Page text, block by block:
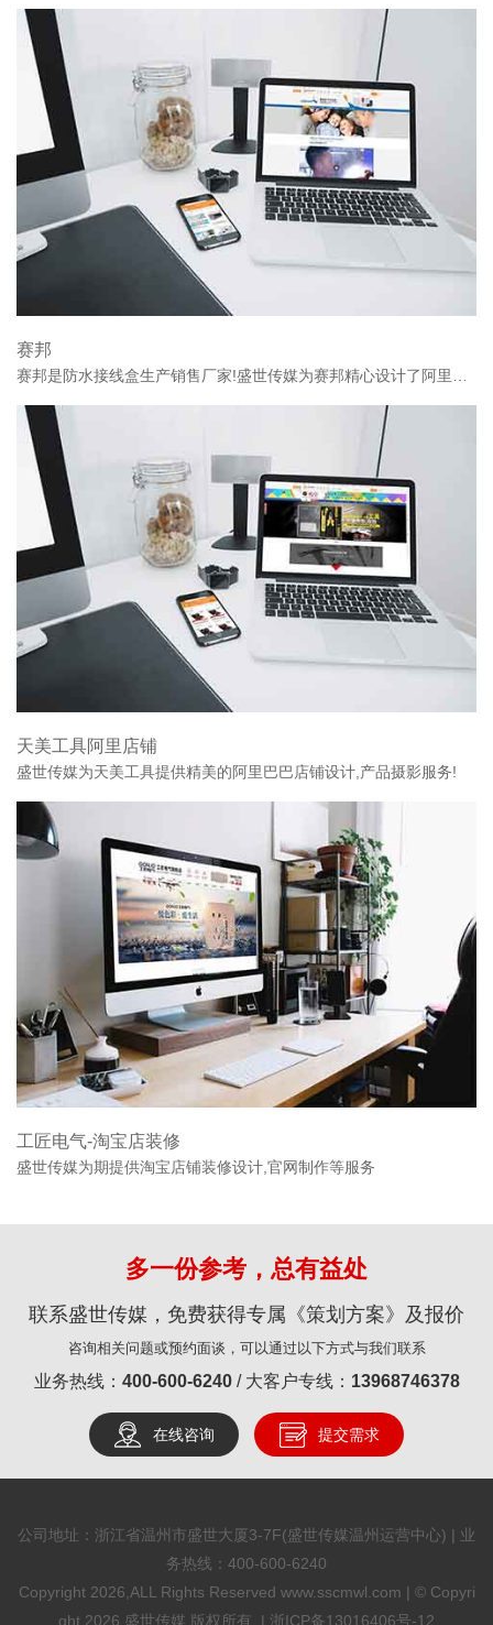
赛邦
天美工具阿里店铺
盛世传媒为天美工具提供精美的阿里巴巴店铺设计,产品摄影服务!
工匠电气-淘宝店装修
盛世传媒为期提供淘宝店铺装修设计,官网制作等服务
多一份参考，总有益处
联系盛世传媒，免费获得专属《策划方案》及报价
咨询相关问题或预约面谈，可以通过以下方式与我们联系
业务热线： 400-600-6240/ 大客户专线： 13968746378
在线咨询 提交需求
公司地址：浙江省温州市盛世大厦3-7F(盛世传媒温州运营中心) | 业
务热线： 400-600-6240
Copyright 2026,ALL Rights Reserved www.sscmwl.com | © Copyri
ght 2026 盛世传媒 版权所有. | 浙ICP备13016406号-12